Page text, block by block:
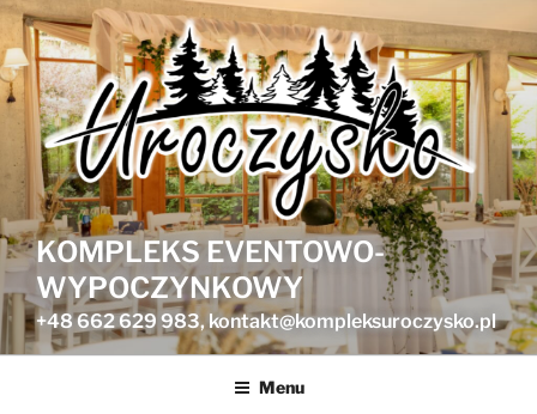
Przejdź
do
treści
KOMPLEKS EVENTOWO-
WYPOCZYNKOWY
+48 662 629 983, kontakt@kompleksuroczysko.pl
Menu